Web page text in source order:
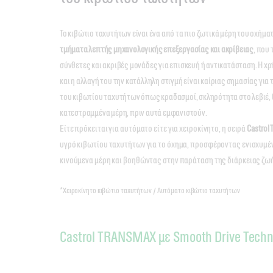
Το κιβώτιο ταχυτήτων είναι ένα από τα πιο ζωτικά μέρη του
τμήματα λεπτής μηχανολογικής επεξεργασίας και ακρίβειας , που
σύνθετες και ακριβές μονάδες για επισκευή ή αντικατάσταση. Η
και η αλλαγή του την κατάλληλη στιγμή είναι καίριας σημασίας
του κιβωτίου ταχυτήτων όπως κραδασμοί, σκληρότητα στο
κατεστραμμένα μέρη, πριν αυτά εμφανιστούν.
Είτε πρόκειται για αυτόματο είτε για χειροκίνητο, η σειρά Castrol
υγρό κιβωτίου ταχυτήτων για το όχημα, προσφέροντας
κινούμενα μέρη και βοηθώντας στην παράταση της διάρκειας
*Χειροκίνητο κιβώτιο ταχυτήτων / Αυτόματο κιβώτιο ταχυτήτων
Castrol TRANSMAX με Smooth Drive